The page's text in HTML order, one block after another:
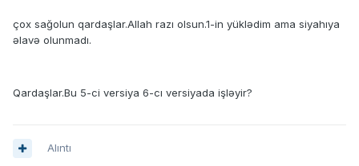
çox sağolun qardaşlar.Allah razı olsun.1-in yüklədim ama siyahıya
əlavə olunmadı.
Qardaşlar.Bu 5-ci versiya 6-cı versiyada işləyir?
Alıntı